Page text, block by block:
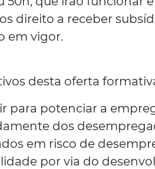
direito a receber
em vigor.
desta oferta
para potenciar a
dos
em risco de
por via do